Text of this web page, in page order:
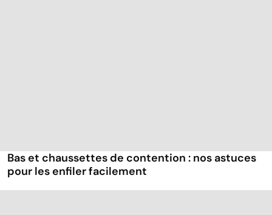
Bas et chaussettes de contention : nos astuces
pour les enfiler facilement